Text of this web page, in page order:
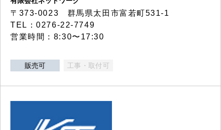
〒373-0023 群馬県太田市富若町531-1
TEL：0276-22-7749
営業時間：8:30〜17:30
販売可 工事・取付可